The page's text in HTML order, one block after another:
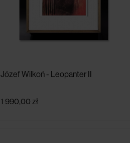
Józef Wilkoń - Leopanter II
1 990,00 zł